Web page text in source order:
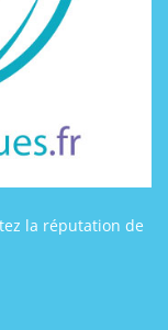
la réputation de